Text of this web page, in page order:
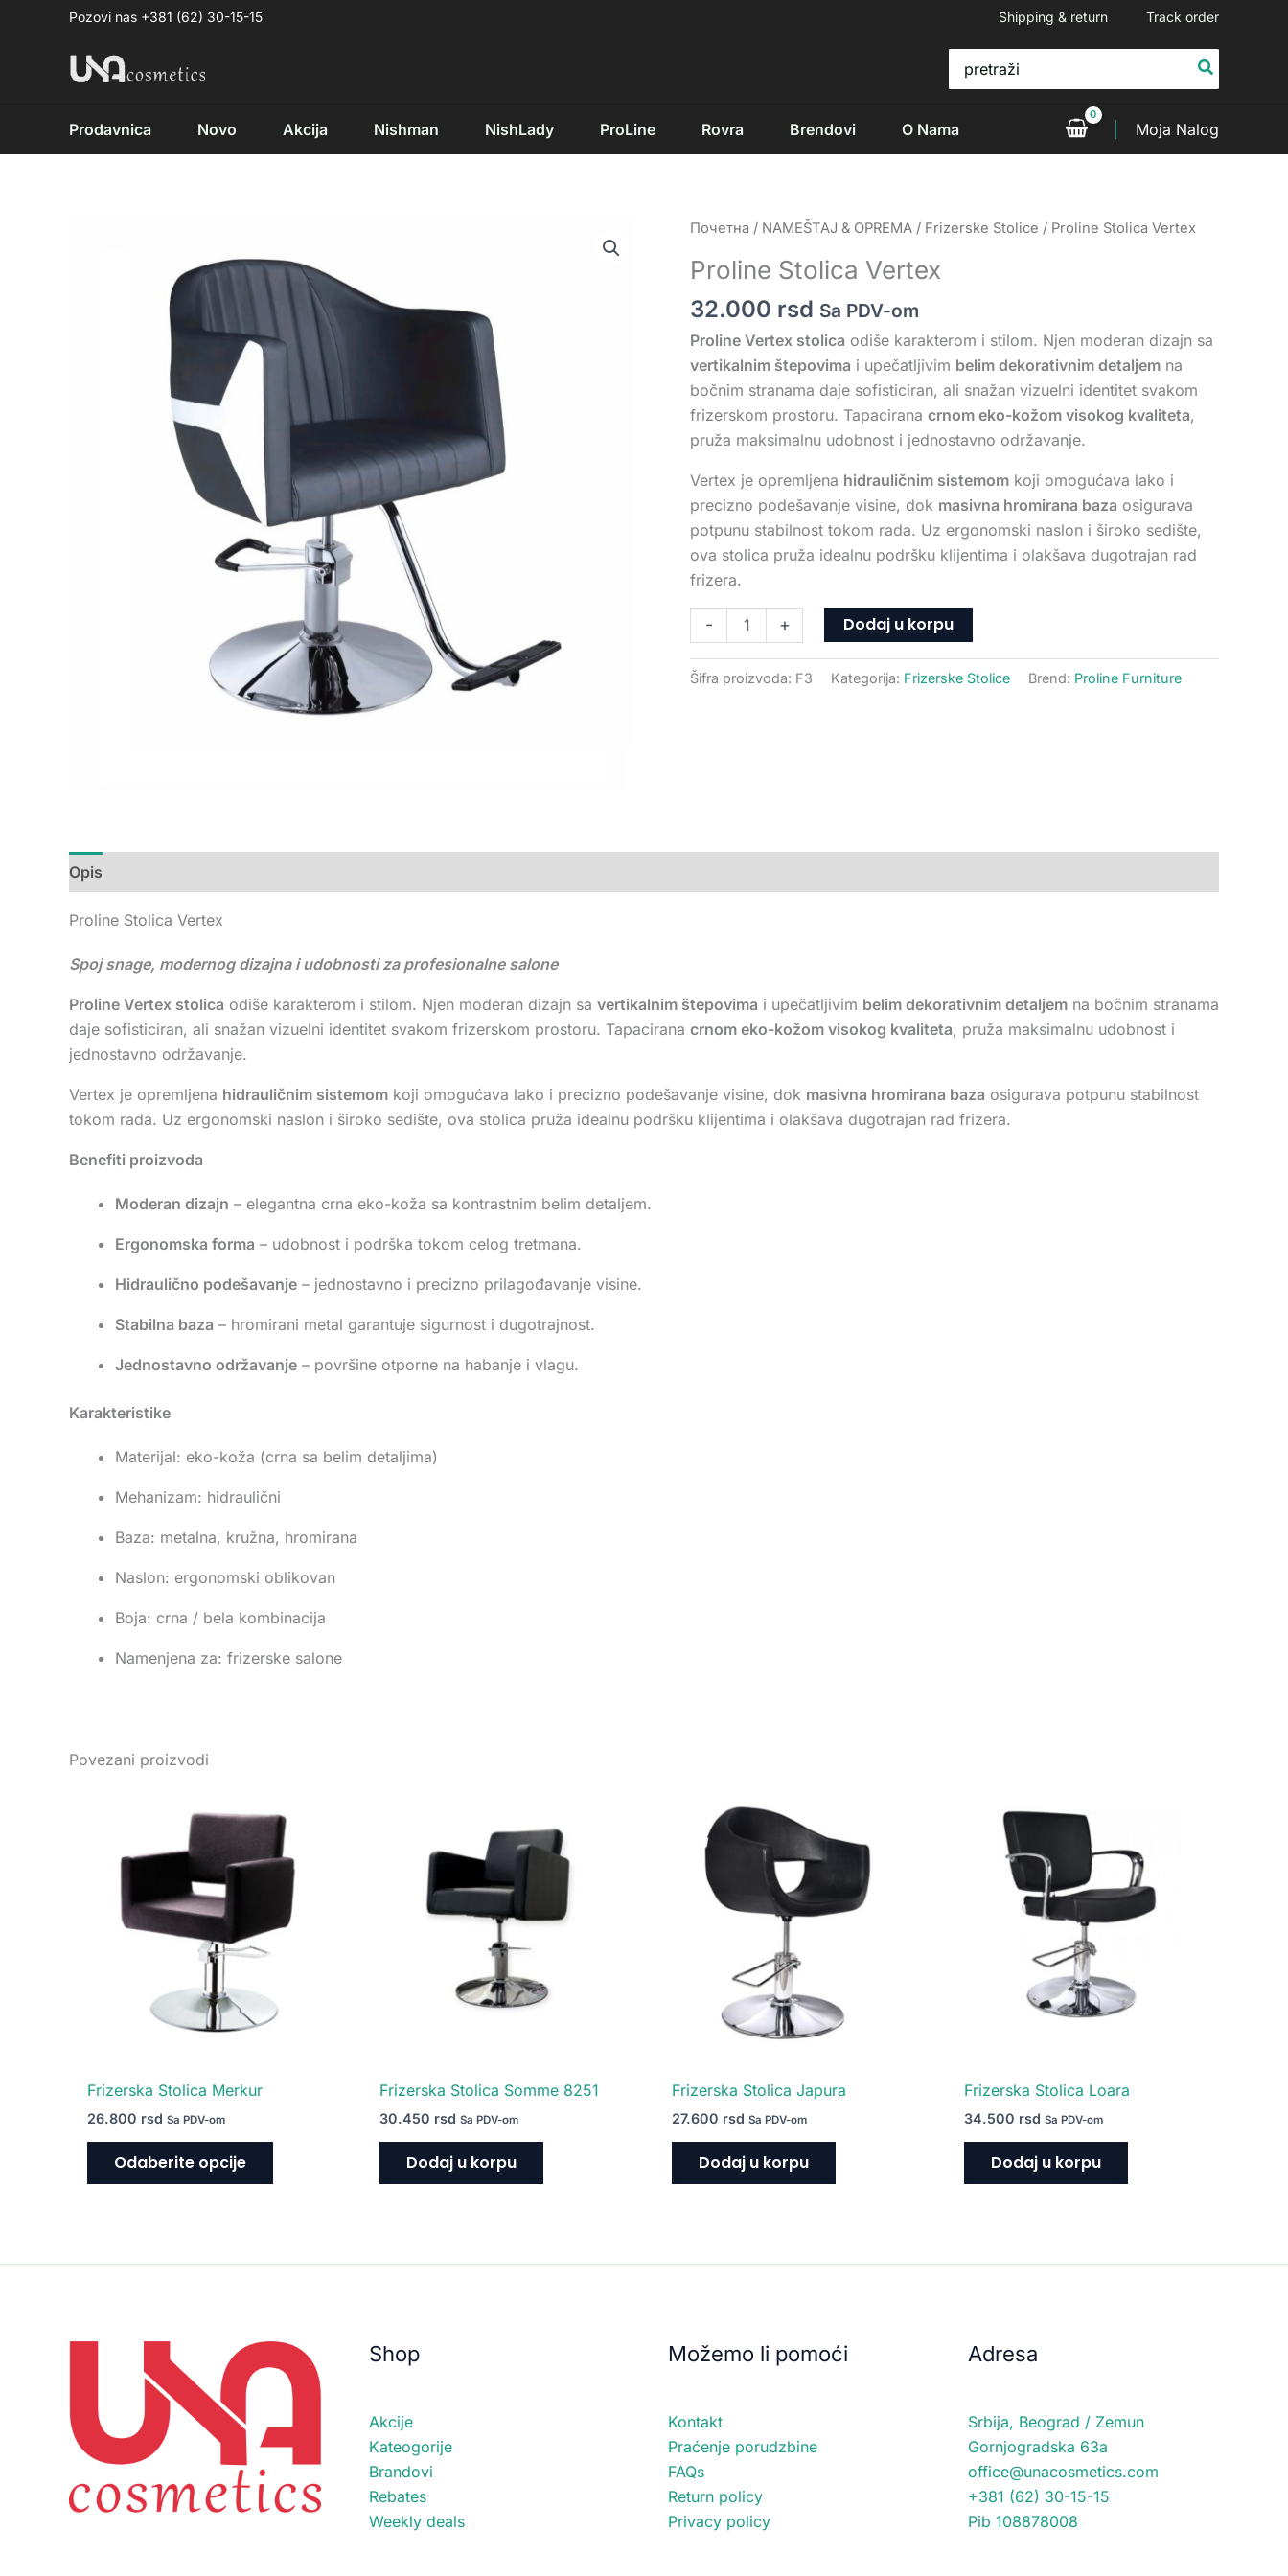
Pozovi nas +381 (62) 30-15-15 Shipping & return Track order
for:
Prodavnica Novo Akcija Nishman NishLady ProLine Rovra Brendovi O Nama Moja Nalog
Почетна / NAMEŠTAJ & OPREMA / Frizerske Stolice / Proline Stolica Vertex
Proline Stolica Vertex
32.000 rsd Sa PDV-om
Proline Vertex stolica odiše karakterom i stilom. Njen moderan dizajn sa
vertikalnim štepovima i upečatljivim belim dekorativnim detaljem na
bočnim stranama daje sofisticiran, ali snažan vizuelni identitet svakom
frizerskom prostoru. Tapacirana crnom eko-kožom visokog kvaliteta,
pruža maksimalnu udobnost i jednostavno održavanje.
Vertex je opremljena hidrauličnim sistemom koji omogućava lako i
precizno podešavanje visine, dok masivna hromirana baza osigurava
potpunu stabilnost tokom rada. Uz ergonomski naslon i široko sedište,
ova stolica pruža idealnu podršku klijentima i olakšava dugotrajan rad
frizera.
-
Proline
Vertex
količina
+ Dodaj u korpu
Šifra proizvoda: F3 Kategorija: Frizerske Stolice Brend: Proline Furniture
Opis
Proline Stolica Vertex
Spoj snage, modernog dizajna i udobnosti za profesionalne salone
Proline Vertex stolica odiše karakterom i stilom. Njen moderan dizajn sa vertikalnim štepovima i upečatljivim belim dekorativnim detaljem na bočnim stranama
daje sofisticiran, ali snažan vizuelni identitet svakom frizerskom prostoru. Tapacirana crnom eko-kožom visokog kvaliteta, pruža maksimalnu udobnost i
jednostavno održavanje.
Vertex je opremljena hidrauličnim sistemom koji omogućava lako i precizno podešavanje visine, dok masivna hromirana baza osigurava potpunu stabilnost
tokom rada. Uz ergonomski naslon i široko sedište, ova stolica pruža idealnu podršku klijentima i olakšava dugotrajan rad frizera.
Benefiti proizvoda
Moderan dizajn – elegantna crna eko-koža sa kontrastnim belim detaljem.
Ergonomska forma – udobnost i podrška tokom celog tretmana.
Hidraulično podešavanje – jednostavno i precizno prilagođavanje visine.
Stabilna baza – hromirani metal garantuje sigurnost i dugotrajnost.
Jednostavno održavanje – površine otporne na habanje i vlagu.
Karakteristike
Materijal: eko-koža (crna sa belim detaljima)
Mehanizam: hidraulični
Baza: metalna, kružna, hromirana
Naslon: ergonomski oblikovan
Boja: crna / bela kombinacija
Namenjena za: frizerske salone
Povezani proizvodi
Frizerska Stolica Merkur
26.800 rsd Sa PDV-om
Odaberite opcije
proizvod
ima
više
varijanti.
Opcije
na
Frizerska Stolica Somme 8251
30.450 rsd Sa PDV-om
Dodaj u korpu
Frizerska Stolica Japura
27.600 rsd Sa PDV-om
Dodaj u korpu
Frizerska Stolica Loara
34.500 rsd Sa PDV-om
Dodaj u korpu
Shop
Akcije
Kateogorije
Brandovi
Rebates
Weekly deals
Možemo li pomoći
Kontakt
Praćenje porudzbine
FAQs
Return policy
Privacy policy
Adresa
Srbija, Beograd / Zemun
Gornjogradska 63a
office@unacosmetics.com
+381 (62) 30-15-15
Pib 108878008